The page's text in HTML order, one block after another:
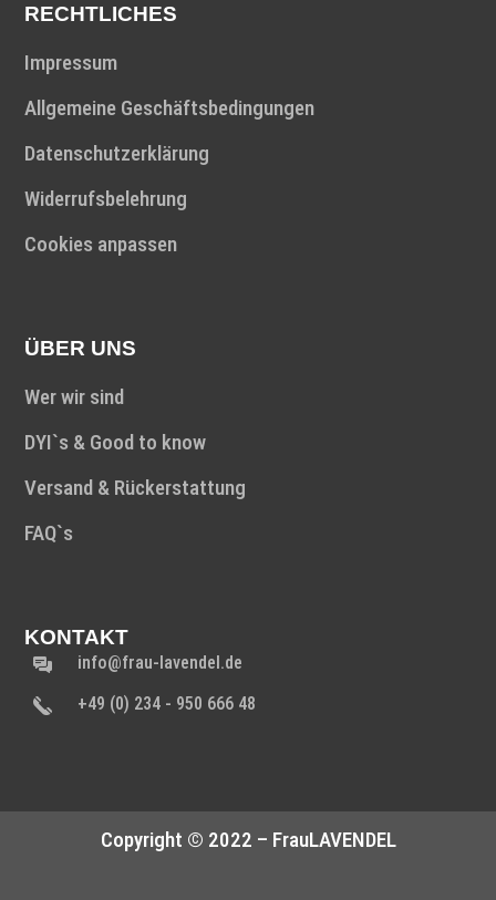
RECHTLICHES
Impressum
Allgemeine Geschäftsbedingungen
Datenschutzerklärung
Widerrufsbelehrung
Cookies anpassen
ÜBER UNS
Wer wir sind
DYI`s & Good to know
Versand & Rückerstattung
FAQ`s
KONTAKT
info@frau-lavendel.de
+49 (0) 234 - 950 666 48
Copyright © 2022 – FrauLAVENDEL